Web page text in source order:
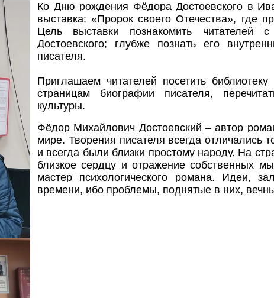
Ко Дню рождения Фёдора Достоевского в
выставка: «Пророк своего Отечества», где
Цель выставки познакомить
Достоевского; глубже познать его
писателя.
Приглашаем читателей посетить
страницам биографии писателя,
культуры.
Фёдор Михайлович Достоевский – автор
мире. Творения писателя всегда отличались
и всегда были близки простому народу. На
близкое сердцу и отражение собственных
мастер психологического романа. Идеи,
времени, ибо проблемы, поднятые в них,